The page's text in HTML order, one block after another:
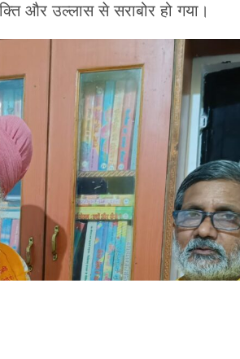
और उल्लास से सराबोर हो गया।